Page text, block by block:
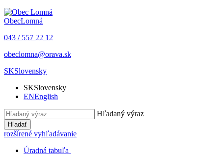
ObecLomná
043 / 557 22 12
obeclomna@orava.sk
SKSlovensky
SKSlovensky
ENEnglish
Hľadaný výraz
Hľadať
rozšírené vyhľadávanie
Úradná tabuľa